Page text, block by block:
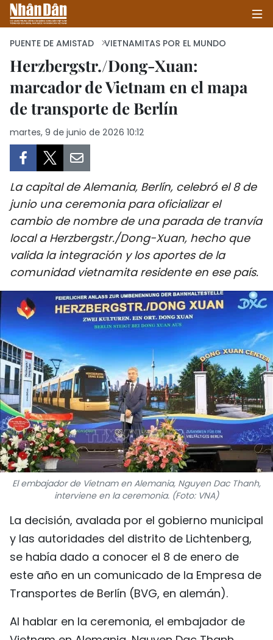
INICIO
POLÍTICA
SALUD - MEDIO AMBIENTE
CULTURA - ENTRETENIMIENTO
INTERNACIONAL
DEPORTES
VIAJES
PUENTE DE AMISTAD
HISTORIAS MULTIMEDIA
FOTOGRAFÍA
¿QUIÉNES SOMOS?
TIẾNG VIỆT
ENGLISH
中文
FRANÇAIS
РУССКИЙ
PUENTE DE AMISTAD VIETNAMITAS POR EL MUNDO
Herzbergstr./Dong-Xuan:
marcador de Vietnam en el mapa
de transporte de Berlín
martes, 9 de junio de 2026 10:12
La capital de Alemania, Berlín, celebró el 8 de
junio una ceremonia para oficializar el
cambio de nombre de una parada de tranvía
local a Herzbergstr./Dong-Xuan, hecho que
valida la integración y los aportes de la
comunidad vietnamita residente en ese país.
El embajador de Vietnam en Alemania, Nguyen Dac Thanh,
interviene en la ceremonia. (Foto: VNA)
La decisión, avalada por el gobierno municipal
y las autoridades del distrito de Lichtenberg,
se había dado a conocer el 8 de enero de
este año en un comunicado de la Empresa de
Transportes de Berlín (BVG, en alemán).
Al hablar en la ceremonia, el embajador de